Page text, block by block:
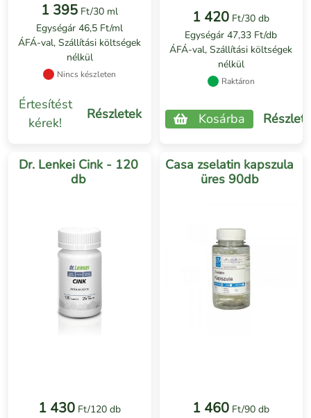
1 395 Ft/30 ml
Egységár 46,5 Ft/ml
ÁFÁ-val, Szállítási költségek
nélkül
Nincs készleten
Értesítést
kérek!
Részletek
1 420 Ft/30 db
Egységár 47,33 Ft/db
ÁFÁ-val, Szállítási költségek
nélkül
Raktáron
Kosárba
Dr. Lenkei Cink - 120
db
1 430 Ft/120 db
Casa zselatin kapszula
üres 90db
1 460 Ft/90 db